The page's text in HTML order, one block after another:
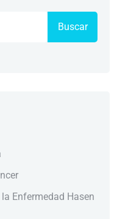
Buscar
Enfermedad Hasen